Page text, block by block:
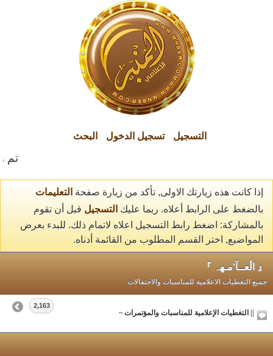
التسجيل تسجيل الدخول البحث
تم
إذا كانت هذه زيارتك الاولى, تأكد من زيارة صفحة التعليمات
بالضغط على الرابط أعلاه. ربما عليك التسجيل قبل أن تقوم
بالمشاركة: اضغط رابط التسجيل اعلاه لاتمام ذلك. للبدء بعرض
المواضيع, اختر القسم المطلوب من القائمة أدناه.
『 اڷعــآ‘مـهہ 』
جميع التغطيات الاعلامية للمناسبات والاحتفالات
|| التغطيات الإعلامية للمناسبات والمؤتمرات ~
2,163